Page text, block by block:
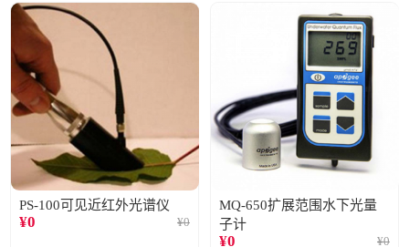
PS-100可见近红外光谱仪
¥0 ¥0
MQ-650扩展范围水下光量
子计
¥0 ¥0